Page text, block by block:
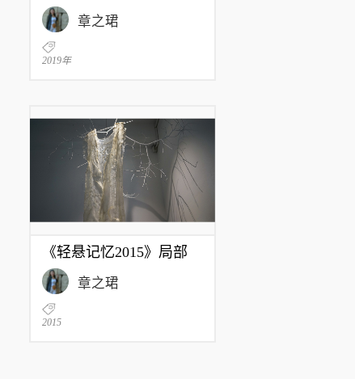
章之珺
2019年
《轻悬记忆2015》局部
章之珺
2015